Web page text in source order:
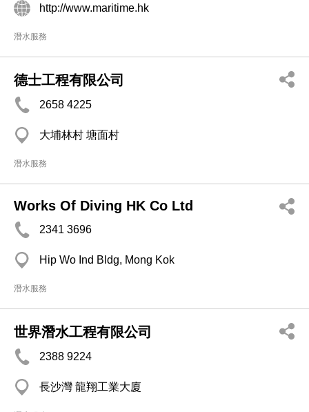
http://www.maritime.hk
潛水服務
德士工程有限公司
2658 4225
大埔林村 塘面村
潛水服務
Works Of Diving HK Co Ltd
2341 3696
Hip Wo Ind Bldg, Mong Kok
潛水服務
世界潛水工程有限公司
2388 9224
長沙灣 龍翔工業大廈